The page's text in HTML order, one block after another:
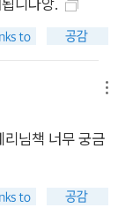
니다앙.
님책 너무 궁금